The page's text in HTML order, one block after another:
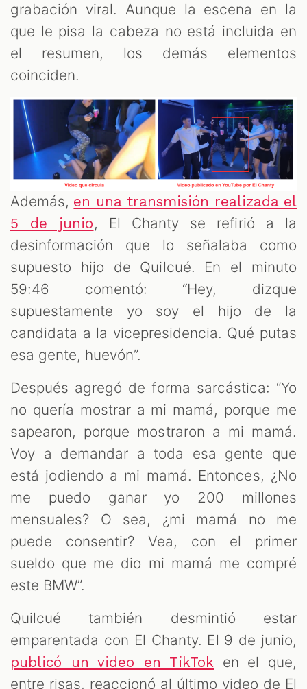
grabación viral. Aunque la escena en la
que le pisa la cabeza no está incluida en
el resumen, los demás elementos
coinciden.
Además, en una transmisión realizada el
5 de junio, El Chanty se refirió a la
desinformación que lo señalaba como
supuesto hijo de Quilcué. En el minuto
59:46 comentó: “Hey, dizque
supuestamente yo soy el hijo de la
candidata a la vicepresidencia. Qué putas
esa gente, huevón”.
Después agregó de forma sarcástica: “Yo
no quería mostrar a mi mamá, porque me
sapearon, porque mostraron a mi mamá.
Voy a demandar a toda esa gente que
está jodiendo a mi mamá. Entonces, ¿No
me puedo ganar yo 200 millones
mensuales? O sea, ¿mi mamá no me
puede consentir? Vea, con el primer
sueldo que me dio mi mamá me compré
este BMW”.
Quilcué también desmintió estar
emparentada con El Chanty. El 9 de junio,
publicó un video en TikTok en el que,
entre risas, reaccionó al último video de El